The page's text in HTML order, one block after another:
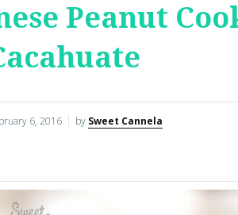
Peanut
6, 2016 by Sweet Cannela